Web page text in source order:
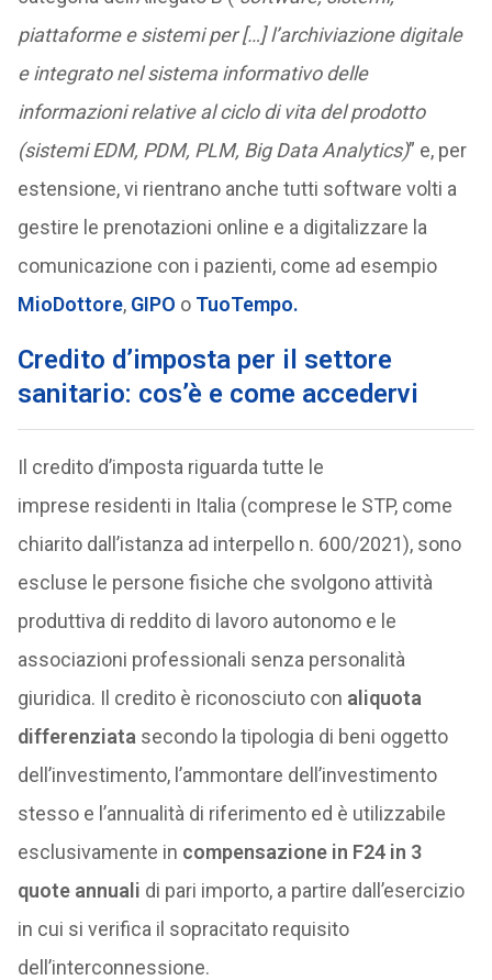
piattaforme e sistemi per […] l’archiviazione digitale
e integrato nel sistema informativo delle
informazioni relative al ciclo di vita del prodotto
(sistemi EDM, PDM, PLM, Big Data Analytics)” e, per
estensione, vi rientrano anche tutti software volti a
gestire le prenotazioni online e a digitalizzare la
comunicazione con i pazienti, come ad esempio
MioDottore, GIPO o TuoTempo.
Credito d’imposta per il settore
sanitario: cos’è e come accedervi
Il credito d’imposta riguarda tutte le
imprese residenti in Italia (comprese le STP, come
chiarito dall’istanza ad interpello n. 600/2021), sono
escluse le persone fisiche che svolgono attività
produttiva di reddito di lavoro autonomo e le
associazioni professionali senza personalità
giuridica. Il credito è riconosciuto con aliquota
differenziata secondo la tipologia di beni oggetto
dell’investimento, l’ammontare dell’investimento
stesso e l’annualità di riferimento ed è utilizzabile
esclusivamente in compensazione in F24 in 3
quote annuali di pari importo, a partire dall’esercizio
in cui si verifica il sopracitato requisito
dell’interconnessione.